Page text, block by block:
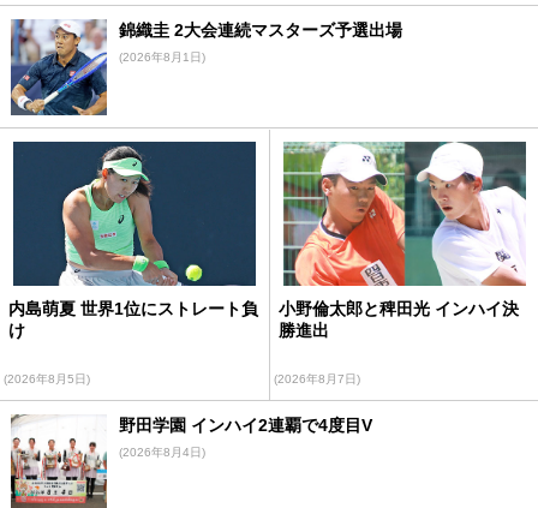
錦織圭 2大会連続マスターズ予選出場
(2026年8月1日)
内島萌夏 世界1位にストレート負
け
(2026年8月5日)
小野倫太郎と稗田光 インハイ決
勝進出
(2026年8月7日)
野田学園 インハイ2連覇で4度目V
(2026年8月4日)